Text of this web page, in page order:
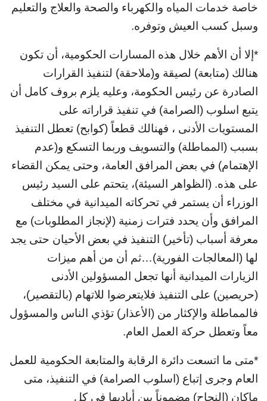
خاصة خدمات المياه والكهرباء والصحة والعلاج والتعليم
وسبل كسب العيش وتوفره.
*إلا أن الأهم خلال هذه المسارات الحكومية، أن تكون
هنالك (متابعة) لصيقة و(ملاحقة) لتنفيذ القرارات
الصادرة عن رئيس الحكومة، وعليه يلزم بروف كامل أن
يتبع اسلوب (الصرامة) في تنفيذ قراراته على
المستويات الأدنى ، فهنالك قطعاً (كوابح) تعطل التنفيذ
بسبب (المماطلة) والتسويف وربما التسكع و(عدم
الإهتمام) في بعض المرافق العامة، وحتى يمكن القضاء
على هذه. (الظواهر السيئة)، يتحتم على السيد رئيس
الوزراء أن يستمر في تحركاته الميدانية في مختلف
المرافق وأن يحدد فترات زمنية (لإنجاز المطلوبات) مع
معرفة أسباب (تأخير) التنفيذ في بعض الأحيان حتى يجد
لها (المعالجات الفورية)…ثم أن من أهم ميزات
الزيارات الميدانية أنها تجعل المسؤولين الأدنى
(حريصين) على التنفيذ فلايتعرضوا للاتهام (بالتقصير)،
فالمماطلة والإكثار من (الأعذار) تؤذي الناس والمسؤول
معاً وتعطل حركة العمل العام.
*متى ما اتسعت دائرة الرقابة والمتابعة الحكومية للعمل
العام وجرى إتباع (اسلوب الصرامة) في التنفيذ، متى
ماكان (النجاح) مضموناً بين أياديها في كل